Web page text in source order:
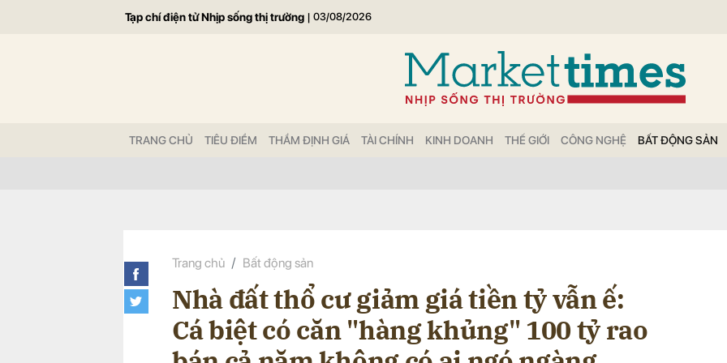
Tạp chí điện tử Nhịp sống thị trường | 03/08/2026
TRANG CHỦ TIÊU ĐIỂM THẨM ĐỊNH GIÁ TÀI CHÍNH KINH DOANH THẾ GIỚI CÔNG NGHỆ BẤT ĐỘNG SẢN
Trang chủ Bất động sản
Nhà đất thổ cư giảm giá tiền tỷ vẫn ế:
Cá biệt có căn "hàng khủng" 100 tỷ rao
Gửi bình luận